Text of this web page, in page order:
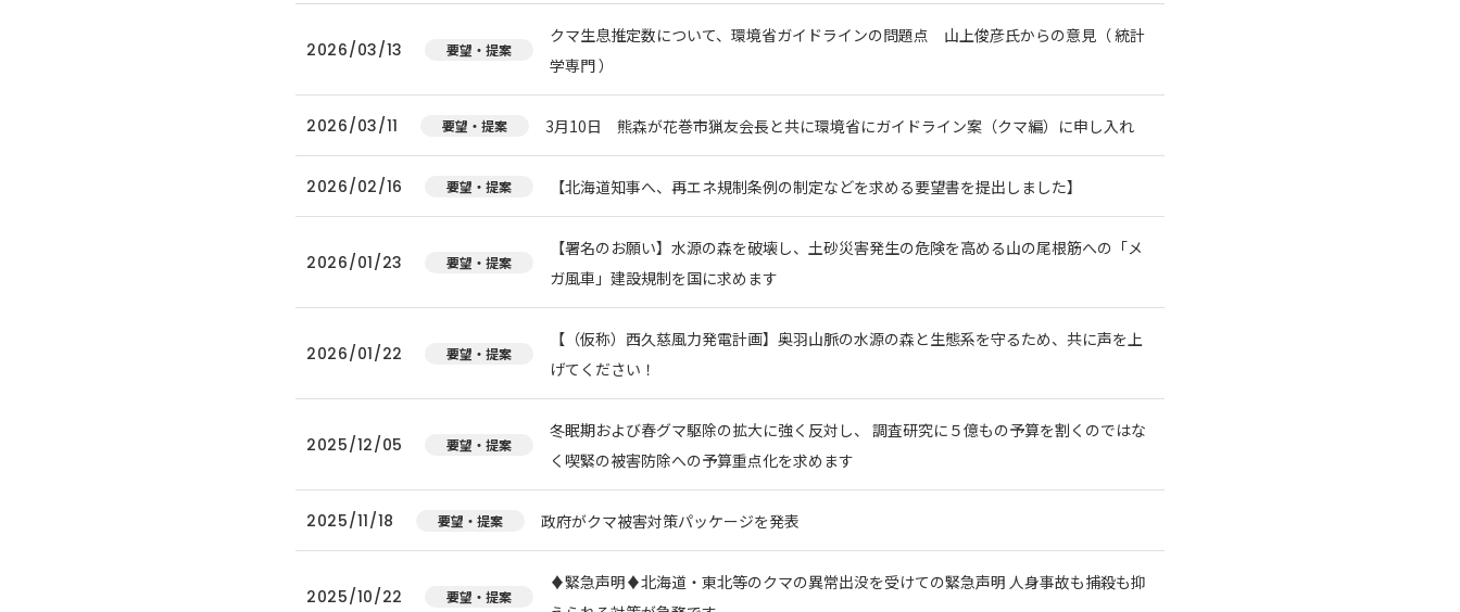
2026/03/13 要望・提案
クマ生息推定数について、環境省ガイドラインの問題点 山上俊彦氏からの意見（ 統計
学専門 ）
2026/03/11 要望・提案 3月10日 熊森が花巻市猟友会長と共に環境省にガイドライン案（クマ編）に申し入れ
2026/02/16 要望・提案 【北海道知事へ、再エネ規制条例の制定などを求める要望書を提出しました】
2026/01/23 要望・提案
【署名のお願い】水源の森を破壊し、土砂災害発生の危険を高める山の尾根筋への「メ
ガ風車」建設規制を国に求めます
2026/01/22 要望・提案
【（仮称）西久慈風力発電計画】奥羽山脈の水源の森と生態系を守るため、共に声を上
げてください！
2025/12/05 要望・提案
冬眠期および春グマ駆除の拡大に強く反対し、 調査研究に５億もの予算を割くのではな
く喫緊の被害防除への予算重点化を求めます
2025/11/18 要望・提案 政府がクマ被害対策パッケージを発表
2025/10/22 要望・提案
♦️緊急声明♦️北海道・東北等のクマの異常出没を受けての緊急声明 人身事故も捕殺も抑